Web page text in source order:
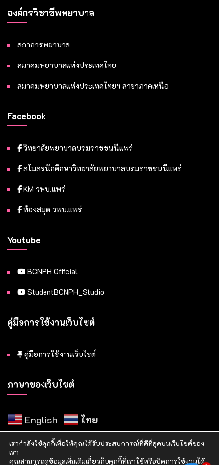
องค์กรวิชาชีพพยาบาล
สภาการพยาบาล
สมาคมพยาบาลแห่งประเทศไทย
สมาคมพยาบาลแห่งประเทศไทยฯ สาขาภาคเหนือ
Facebook
วิทยาลัยพยาบาลบรมราชชนนีแพร่
สโมสรนักศึกษาวิทยาลัยพยาบาลบรมราชชนนีแพร่
KM วพบ.แพร่
ห้องสมุด วพบ.แพร่
Youtube
BCNPH Official
StudentBCNPH_Studio
คู่มือการใช้งานเว็บไซต์
คู่มือการใช้งานเว็บไซต์
ภาษาของเว็บไซต์
English ไทย
เรากำลังใช้คุกกี้เพื่อให้คุณได้รับประสบการณ์ที่ดีที่สุดบนเว็บไซต์ของ
เรา
คุณสามารถดูข้อมูลเพิ่มเติมเกี่ยวกับคุกกี้ที่เราใช้หรือปิดการใช้งานได้